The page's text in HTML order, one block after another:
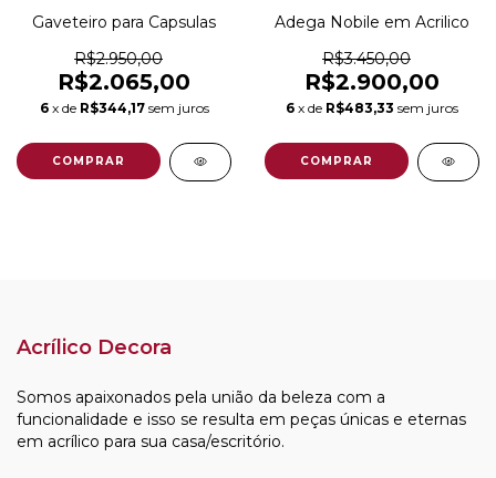
Gaveteiro para Capsulas
R$2.950,00
R$2.065,00
6 x de R$344,17 sem juros
COMPRAR
Adega Nobile em Acrilico
R$3.450,00
R$2.900,00
6 x de R$483,33 sem juros
Acrílico Decora
Somos apaixonados pela união da beleza com a
funcionalidade e isso se resulta em peças únicas e eternas
em acrílico para sua casa/escritório.